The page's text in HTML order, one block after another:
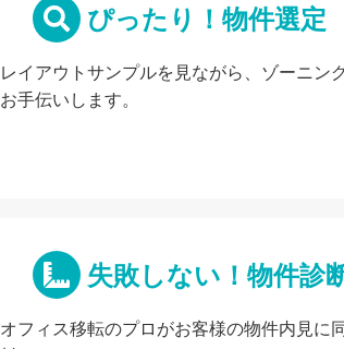
ぴったり！物件選定
レイアウトサンプルを見ながら、ゾーニン
お手伝いします。
失敗しない！物件診
オフィス移転のプロがお客様の物件内見に